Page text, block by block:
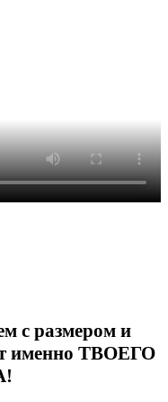
с размером и
именно ТВОЕГО